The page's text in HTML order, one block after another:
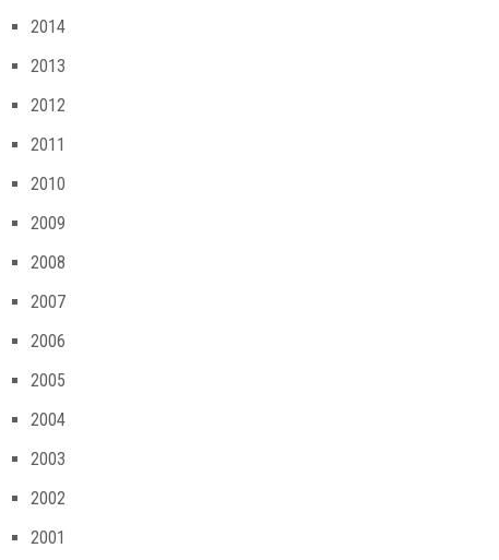
2014
2013
2012
2011
2010
2009
2008
2007
2006
2005
2004
2003
2002
2001